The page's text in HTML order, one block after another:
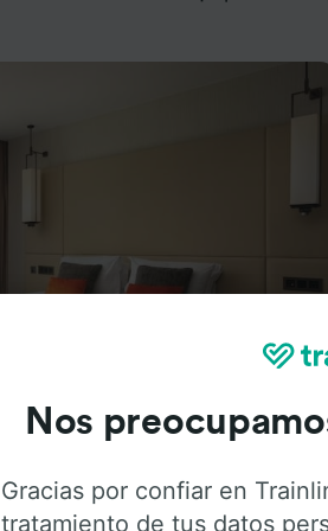
Nos
Gracias por confiar en
tratamiento de tus datos